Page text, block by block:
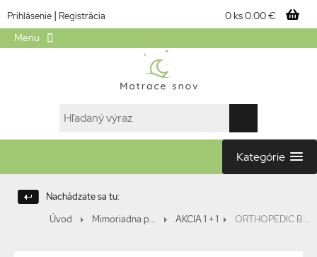
Prihlásenie | Registrácia 0 ks0.00 €
Menu
Kategórie
Nachádzate sa tu:
Úvod
Mimoriadna p... AKCIA 1 + 1 ORTHOPEDIC B...